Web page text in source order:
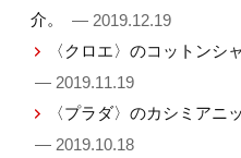
介。
— 2019.12.19
〈クロエ〉のコットンシ
— 2019.11.19
〈プラダ〉のカシミアニ
— 2019.10.18